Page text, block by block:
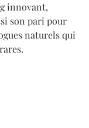
innovant,
son pari pour
naturels qui